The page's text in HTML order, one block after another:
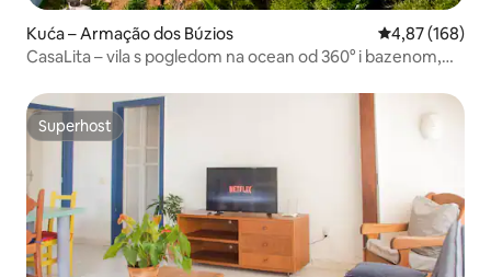
Kuća – Armação dos Búzios Prosječna
4,87 (168)
CasaLita – vila s pogledom na ocean od 360° i bazenom,
Superhost
Superhost